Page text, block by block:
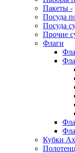
Пакеты -
Посуда
Посуда
Прочие
Флаги
Кубки